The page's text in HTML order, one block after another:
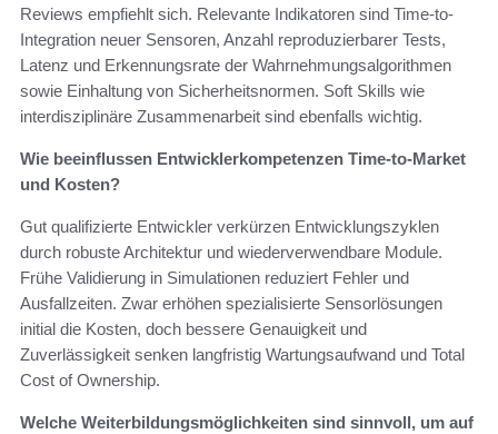
Reviews empfiehlt sich. Relevante Indikatoren sind Time-to-
Integration neuer Sensoren, Anzahl reproduzierbarer Tests,
Latenz und Erkennungsrate der Wahrnehmungsalgorithmen
sowie Einhaltung von Sicherheitsnormen. Soft Skills wie
interdisziplinäre Zusammenarbeit sind ebenfalls wichtig.
Wie beeinflussen Entwicklerkompetenzen Time-to-Market
und Kosten?
Gut qualifizierte Entwickler verkürzen Entwicklungszyklen
durch robuste Architektur und wiederverwendbare Module.
Frühe Validierung in Simulationen reduziert Fehler und
Ausfallzeiten. Zwar erhöhen spezialisierte Sensorlösungen
initial die Kosten, doch bessere Genauigkeit und
Zuverlässigkeit senken langfristig Wartungsaufwand und Total
Cost of Ownership.
Welche Weiterbildungsmöglichkeiten sind sinnvoll, um auf